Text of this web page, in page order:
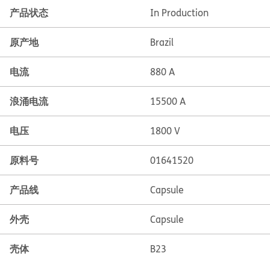
产品状态 In Production
原产地 Brazil
电流 880 A
浪涌电流 15500 A
电压 1800 V
原料号 01641520
产品线 Capsule
外壳 Capsule
壳体 B23